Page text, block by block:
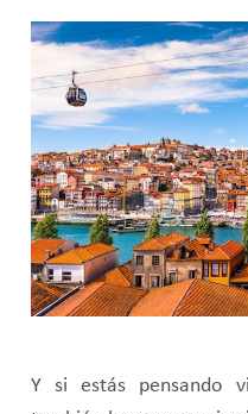
Y si estás pensando